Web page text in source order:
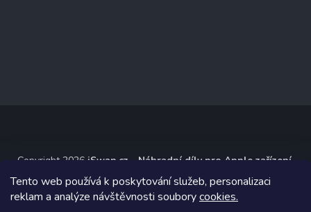
Tento web používá k poskytování služeb, personalizaci
reklam a analýze návštěvnosti souborycookies.
Copyright 2026 iSwap.cz - Náhradní díly pro Apple zařízení
Všechna práva vyhrazena.
Grafický návrh vytvořil a na Shoptet implementoval